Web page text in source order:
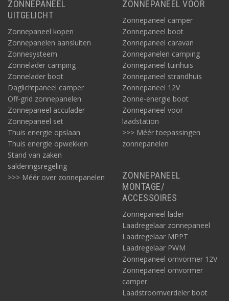
ZONNEPANEEL
UITGELICHT
Zonnepaneel kopen
Zonnepanelen aansluiten
Zonnesysteem
Zonnelader camping
Zonnelader boot
Daglichtpaneel camper
Off-grid zonnepanelen
Zonnepaneel acculader
Zonnepaneel set
Thuis energie opslaan
Thuis energie opwekken
Stand van zaken
salderingsregeling
>>> Méér over zonnepanelen
ZONNEPANEEL VOOR
Zonnepaneel camper
Zonnepaneel boot
Zonnepaneel caravan
Zonnepanelen camping
Zonnepaneel tuinhuis
Zonnepaneel strandhuis
Zonnepaneel 12V
Zonne-energie boot
Zonnepaneel voor
laadstation
>>> Méér toepassingen
zonnepanelen
ZONNEPANEEL
MONTAGE/
ACCESSOIRES
Zonnepaneel lader
Laadregelaar zonnepaneel
Laadregelaar MPPT
Laadregelaar PWM
Zonnepaneel omvormer 12V
Zonnepaneel omvormer
camper
Laadstroomverdeler boot